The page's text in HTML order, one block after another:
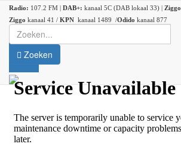
Radio: 107.2 FM | DAB+: kanaal 5C (DAB lokaal 33) | Ziggo
Ziggo kanaal 41 / KPN kanaal 1489 /Odido kanaal 877
Zoeken